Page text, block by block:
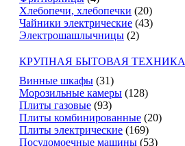
Хлебопечи, хлебопечки (20)
Чайники электрические (43)
Электрошашлычницы (2)
КРУПНАЯ БЫТОВАЯ ТЕХНИКА
Винные шкафы (31)
Морозильные камеры (128)
Плиты газовые (93)
Плиты комбинированные (20)
Плиты электрические (169)
Посудомоечные машины (53)